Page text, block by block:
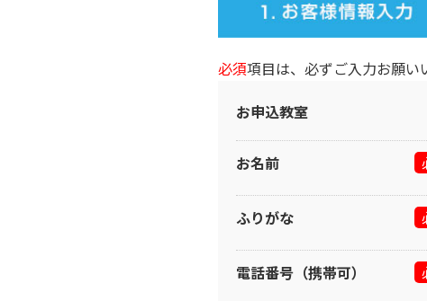
必須項目は、必ずご入力お願い
お申込教室
お名前
ふりがな
電話番号（携帯可）